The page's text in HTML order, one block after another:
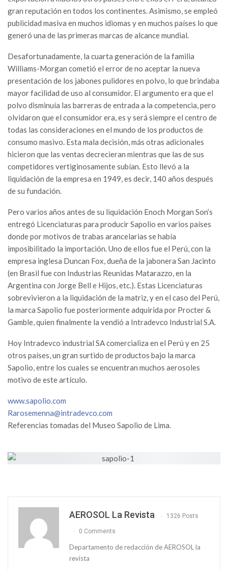
gran reputación en todos los continentes. Asimismo, se empleó
publicidad masiva en muchos idiomas y en muchos países lo que
generó una de las primeras marcas de alcance mundial.
Desafortunadamente, la cuarta generación de la familia
Williams-Morgan cometió el error de no aceptar la nueva
presentación de los jabones pulidores en polvo, lo que brindaba
mayor facilidad de uso al consumidor. El argumento era que el
polvo disminuía las barreras de entrada a la competencia, pero
olvidaron que el consumidor era, es y será siempre el centro de
todas las consideraciones en el mundo de los productos de
consumo masivo. Esta mala decisión, más otras adicionales
hicieron que las ventas decrecieran mientras que las de sus
competidores vertiginosamente subían. Esto llevó a la
liquidación de la empresa en 1949, es decir, 140 años después
de su fundación.
Pero varios años antes de su liquidación Enoch Morgan Son’s
entregó Licenciaturas para producir Sapolio en varios países
donde por motivos de trabas arancelarias se había
imposibilitado la importación. Uno de ellos fue el Perú, con la
empresa inglesa Duncan Fox, dueña de la jabonera San Jacinto
(en Brasil fue con Industrias Reunidas Matarazzo, en la
Argentina con Jorge Bell e Hijos, etc.). Estas Licenciaturas
sobrevivieron a la liquidación de la matriz, y en el caso del Perú,
la marca Sapolio fue posteriormente adquirida por Procter &
Gamble, quien finalmente la vendió a Intradevco Industrial S.A.
Hoy Intradevco industrial SA comercializa en el Perú y en 25
otros países, un gran surtido de productos bajo la marca
Sapolio, entre los cuales se encuentran muchos aerosoles
motivo de este artículo.
www.sapolio.com
Rarosemenna@intradevco.com
Referencias tomadas del Museo Sapolio de Lima.
AEROSOL La Revista 1326 Posts
0 Comments
Departamento de redacción de AEROSOL la
revista